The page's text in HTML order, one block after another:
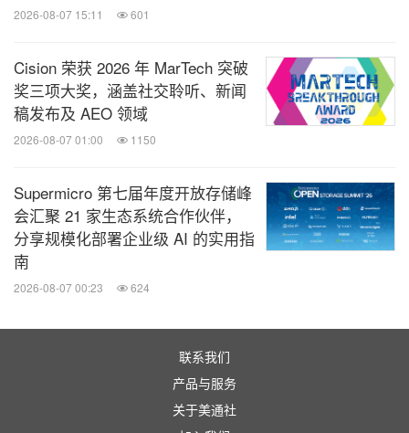
消息来源：Malaysian International Furniture Fair (MIFF)
http://www.miff.com.my
技、媒体、通讯企业的经营动态、财报信
息、企业并购消息。扫描二维码，立即订
阅！
关键词：电脑/电子
分享到：
2026-08-07 15:11 601
Cision 荣获 2026 年 MarTech 突破
奖三项大奖，涵盖社交聆听、新闻
稿发布及 AEO 领域
2026-08-07 01:00 1150
Supermicro 第七届年度开放存储峰
会汇聚 21 家生态系统合作伙伴，
分享规模化部署企业级 AI 的实用指
南
2026-08-07 00:23 624
联系我们
产品与服务
关于美通社